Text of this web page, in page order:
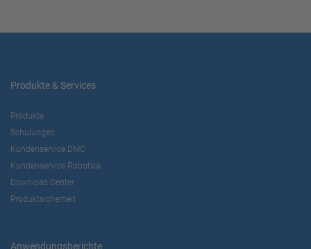
Produkte & Services
Produkte
Schulungen
Kundenservice DMC
Kundenservice Robotics
Download Center
Produktsicherheit
Anwendungsberichte